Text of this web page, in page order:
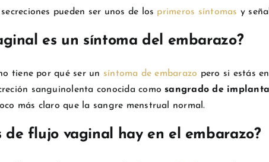
pueden ser unos de los primeros síntomas y
es un síntoma del embarazo?
tiene por qué ser un síntoma de embarazo pero si estás
sanguinolenta conocida comosangrado de
más claro que la sangre menstrual normal.
de flujo vaginal hay en el embarazo?